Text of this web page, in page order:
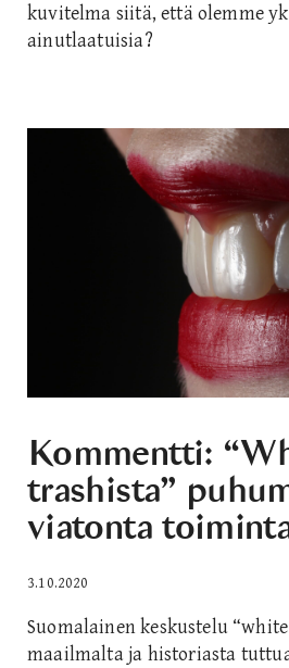
kuvitelma siitä, että olemme
ainutlaatuisia?
Kommentti:
trashista”
viatonta
3.10.2020
Suomalainen keskustelu
maailmalta ja historiasta